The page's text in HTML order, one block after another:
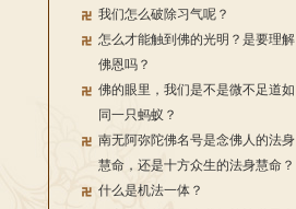
我们怎么破除习气呢？
怎么才能触到佛的光明？是要理解
佛恩吗？
佛的眼里，我们是不是微不足道如
同一只蚂蚁？
南无阿弥陀佛名号是念佛人的法身
慧命，还是十方众生的法身慧命？
什么是机法一体？